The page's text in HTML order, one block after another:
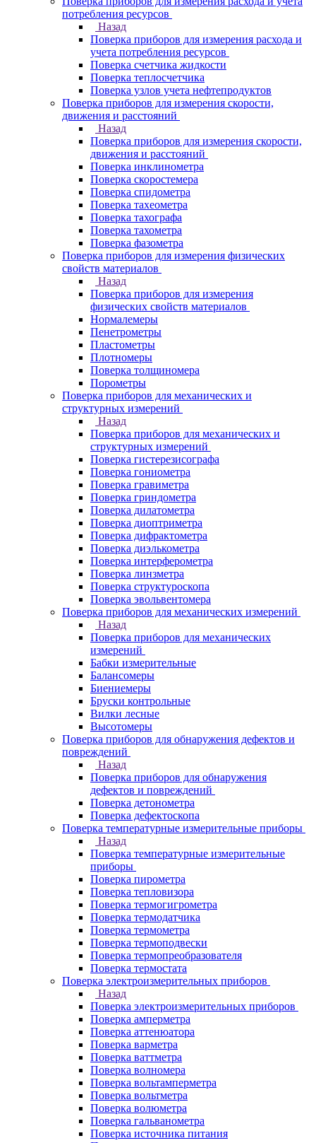
потребления ресурсов
Назад
Поверка приборов для измерения расхода и
учета потребления ресурсов
Поверка счетчика жидкости
Поверка теплосчетчика
Поверка узлов учета нефтепродуктов
Поверка приборов для измерения скорости,
движения и расстояний
Назад
Поверка приборов для измерения скорости,
движения и расстояний
Поверка инклинометра
Поверка скоростемера
Поверка спидометра
Поверка тахеометра
Поверка тахографа
Поверка тахометра
Поверка фазометра
Поверка приборов для измерения физических
свойств материалов
Назад
Поверка приборов для измерения
физических свойств материалов
Нормалемеры
Пенетрометры
Пластометры
Плотномеры
Поверка толщиномера
Порометры
Поверка приборов для механических и
структурных измерений
Назад
Поверка приборов для механических и
структурных измерений
Поверка гистерезисографа
Поверка гониометра
Поверка гравиметра
Поверка гриндометра
Поверка дилатометра
Поверка диоптриметра
Поверка дифрактометра
Поверка диэлькометра
Поверка интерферометра
Поверка линзметра
Поверка структуроскопа
Поверка эвольвентомера
Поверка приборов для механических измерений
Назад
Поверка приборов для механических
измерений
Бабки измерительные
Балансомеры
Биениемеры
Бруски контрольные
Вилки лесные
Высотомеры
Поверка приборов для обнаружения дефектов и
повреждений
Назад
Поверка приборов для обнаружения
дефектов и повреждений
Поверка детонометра
Поверка дефектоскопа
Поверка температурные измерительные приборы
Назад
Поверка температурные измерительные
приборы
Поверка пирометра
Поверка тепловизора
Поверка термогигрометра
Поверка термодатчика
Поверка термометра
Поверка термоподвески
Поверка термопреобразователя
Поверка термостата
Поверка электроизмерительных приборов
Назад
Поверка электроизмерительных приборов
Поверка амперметра
Поверка аттенюатора
Поверка варметра
Поверка ваттметра
Поверка волномера
Поверка вольтамперметра
Поверка вольтметра
Поверка волюметра
Поверка гальванометра
Поверка источника питания